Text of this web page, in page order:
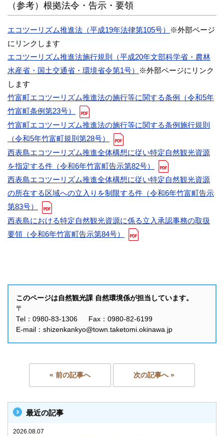
（参考）根拠法令・告示・要領
エコツーリズム推進法（平成19年法律第105号）
※外部ページ
にリンクします
エコツーリズム推進法施行規則（平成20年文部科学省・農林
水産省・国土交通省・環境省令第1号）
※外部ページにリンク
します
竹富町エコツーリズム推進法の施行等に関する条例（令和5年
竹富町条例第23号）
竹富町エコツーリズム推進法の施行等に関する条例施行規則
（令和5年竹富町規則第28号）
西表島エコツーリズム推進全体構想に従い特定自然観光資源
を指定する件（令和6年竹富町告示第82号）
西表島エコツーリズム推進全体構想に従い特定自然観光資源
の所在する区域への立入りを制限する件（令和6年竹富町告示
第83号）
西表島における特定自然観光資源に係る立入承認事務の取扱
要領（令和6年竹富町告示第84号）
このページは自然観光課 自然環境係が担当しています。
〒
Tel：0980-83-1306 Fax：0980-82-6199
E-mail：shizenkankyo@town.taketomi.okinawa.jp
« 前の記事へ 次の記事へ »
最近の記事
2026.08.07